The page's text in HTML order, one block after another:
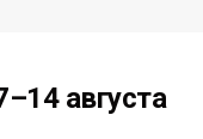
августа